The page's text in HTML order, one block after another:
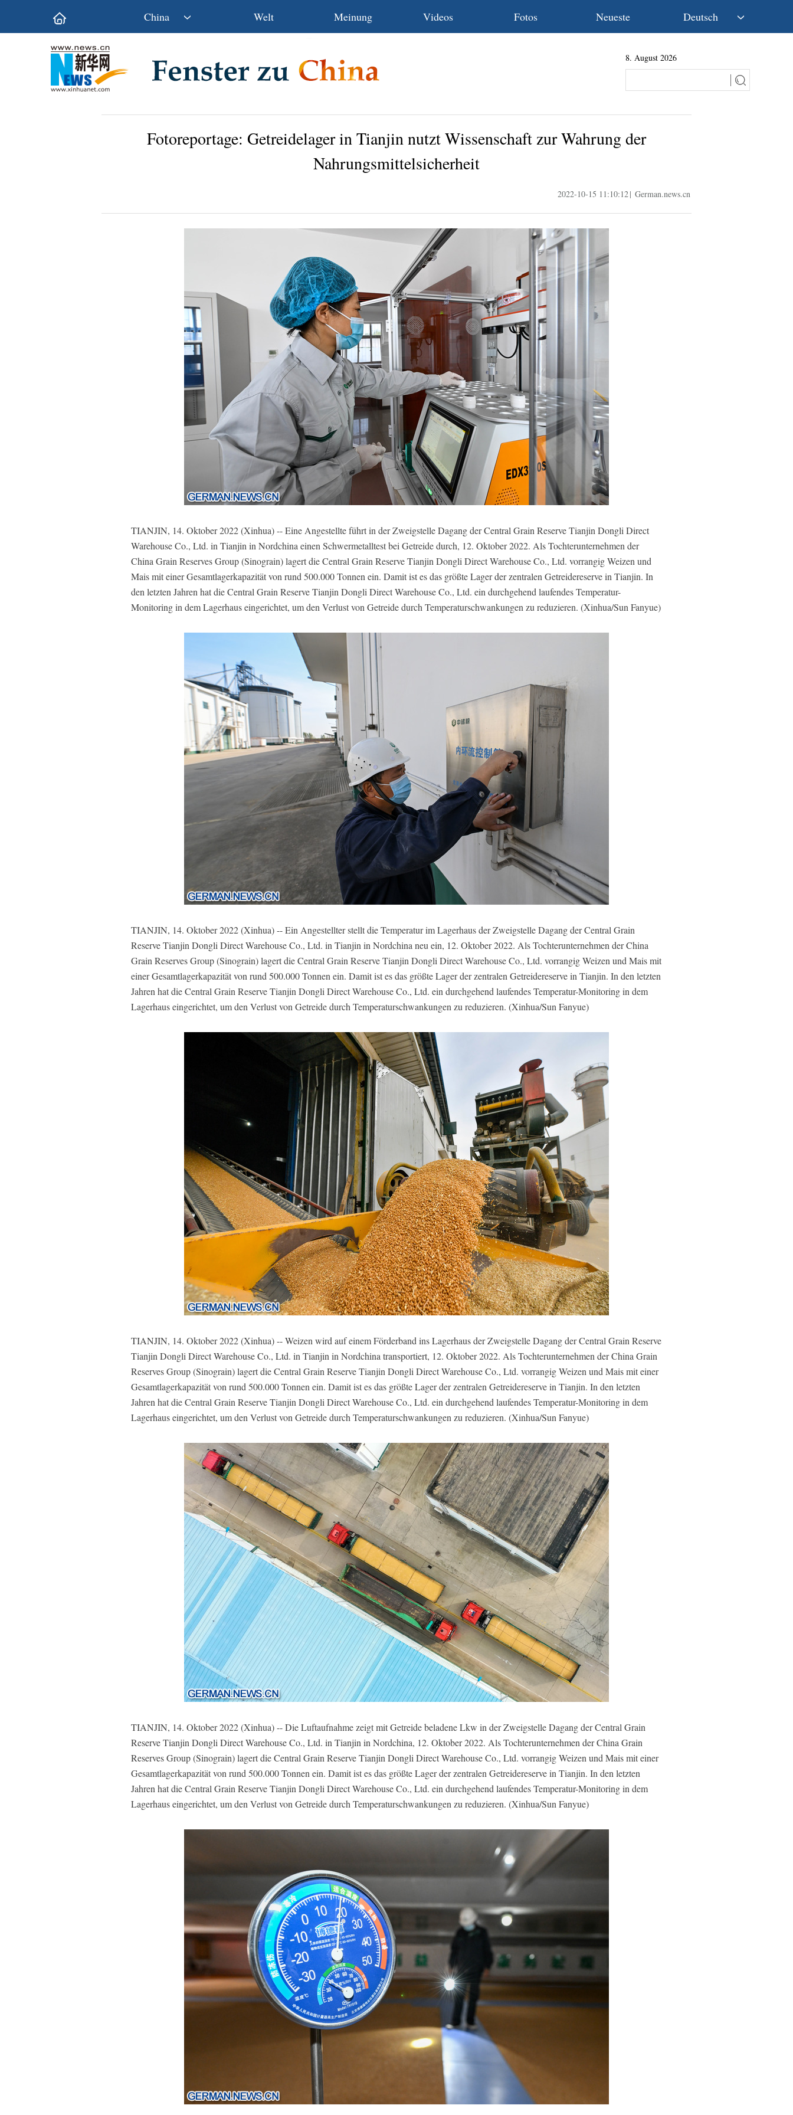
China
Wirtschaft
Kultur&Reise
Welt Meinung Videos Fotos Neueste Deutsch
Français
8. August 2026
Fotoreportage: Getreidelager in Tianjin nutzt Wissenschaft zur Wahrung der
Nahrungsmittelsicherheit
2022-10-15 11:10:12| German.news.cn
TIANJIN, 14. Oktober 2022 (Xinhua) -- Eine Angestellte führt in der Zweigstelle Dagang der Central Grain Reserve Tianjin Dongli Direct
Warehouse Co., Ltd. in Tianjin in Nordchina einen Schwermetalltest bei Getreide durch, 12. Oktober 2022. Als Tochterunternehmen der
China Grain Reserves Group (Sinograin) lagert die Central Grain Reserve Tianjin Dongli Direct Warehouse Co., Ltd. vorrangig Weizen und
Mais mit einer Gesamtlagerkapazität von rund 500.000 Tonnen ein. Damit ist es das größte Lager der zentralen Getreidereserve in Tianjin. In
den letzten Jahren hat die Central Grain Reserve Tianjin Dongli Direct Warehouse Co., Ltd. ein durchgehend laufendes Temperatur-
Monitoring in dem Lagerhaus eingerichtet, um den Verlust von Getreide durch Temperaturschwankungen zu reduzieren. (Xinhua/Sun Fanyue)
TIANJIN, 14. Oktober 2022 (Xinhua) -- Ein Angestellter stellt die Temperatur im Lagerhaus der Zweigstelle Dagang der Central Grain
Reserve Tianjin Dongli Direct Warehouse Co., Ltd. in Tianjin in Nordchina neu ein, 12. Oktober 2022. Als Tochterunternehmen der China
Grain Reserves Group (Sinograin) lagert die Central Grain Reserve Tianjin Dongli Direct Warehouse Co., Ltd. vorrangig Weizen und Mais mit
einer Gesamtlagerkapazität von rund 500.000 Tonnen ein. Damit ist es das größte Lager der zentralen Getreidereserve in Tianjin. In den letzten
Jahren hat die Central Grain Reserve Tianjin Dongli Direct Warehouse Co., Ltd. ein durchgehend laufendes Temperatur-Monitoring in dem
Lagerhaus eingerichtet, um den Verlust von Getreide durch Temperaturschwankungen zu reduzieren. (Xinhua/Sun Fanyue)
TIANJIN, 14. Oktober 2022 (Xinhua) -- Weizen wird auf einem Förderband ins Lagerhaus der Zweigstelle Dagang der Central Grain Reserve
Tianjin Dongli Direct Warehouse Co., Ltd. in Tianjin in Nordchina transportiert, 12. Oktober 2022. Als Tochterunternehmen der China Grain
Reserves Group (Sinograin) lagert die Central Grain Reserve Tianjin Dongli Direct Warehouse Co., Ltd. vorrangig Weizen und Mais mit einer
Gesamtlagerkapazität von rund 500.000 Tonnen ein. Damit ist es das größte Lager der zentralen Getreidereserve in Tianjin. In den letzten
Jahren hat die Central Grain Reserve Tianjin Dongli Direct Warehouse Co., Ltd. ein durchgehend laufendes Temperatur-Monitoring in dem
Lagerhaus eingerichtet, um den Verlust von Getreide durch Temperaturschwankungen zu reduzieren. (Xinhua/Sun Fanyue)
TIANJIN, 14. Oktober 2022 (Xinhua) -- Die Luftaufnahme zeigt mit Getreide beladene Lkw in der Zweigstelle Dagang der Central Grain
Reserve Tianjin Dongli Direct Warehouse Co., Ltd. in Tianjin in Nordchina, 12. Oktober 2022. Als Tochterunternehmen der China Grain
Reserves Group (Sinograin) lagert die Central Grain Reserve Tianjin Dongli Direct Warehouse Co., Ltd. vorrangig Weizen und Mais mit einer
Gesamtlagerkapazität von rund 500.000 Tonnen ein. Damit ist es das größte Lager der zentralen Getreidereserve in Tianjin. In den letzten
Jahren hat die Central Grain Reserve Tianjin Dongli Direct Warehouse Co., Ltd. ein durchgehend laufendes Temperatur-Monitoring in dem
Lagerhaus eingerichtet, um den Verlust von Getreide durch Temperaturschwankungen zu reduzieren. (Xinhua/Sun Fanyue)